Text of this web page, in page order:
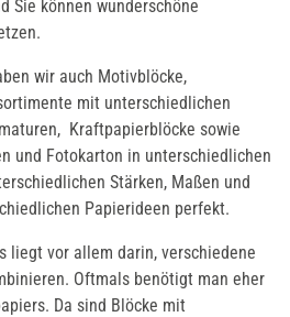
Sie können wunderschöne
wir auch Motivblöcke,
mit unterschiedlichen
Kraftpapierblöcke sowie
und Fotokarton in unterschiedlichen
Stärken, Maßen und
Papierideen perfekt.
liegt vor allem darin, verschiedene
Oftmals benötigt man eher
Da sind Blöcke mit